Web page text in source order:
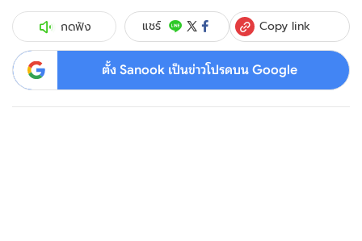
กดฟัง แชร์ Copy link
ตั้ง Sanook เป็นข่าวโปรดบน Google